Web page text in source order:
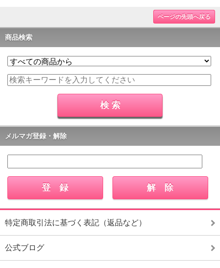
ページの先頭へ戻る
商品検索
メルマガ登録・解除
特定商取引法に基づく表記（返品など）
公式ブログ